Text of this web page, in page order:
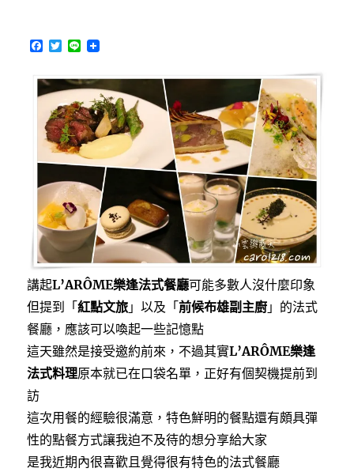
價
格
不
貴
的
西
班
牙
餐
酒
中
F
e
b
o
o
k
T
t
t
e
r
L
e
講起L’ARÔME樂逢法式餐廳可能多數人沒什麼印象
但提到「紅點文旅 」以及「前候布雄副主廚 」的法式
餐廳，應該可以喚起一些記憶點
這天雖然是接受邀約前來，不過其實L’ARÔME樂逢
法式料理原本就已在口袋名單，正好有個契機提前到
訪
這次用餐的經驗很滿意，特色鮮明的餐點還有頗具彈
性的點餐方式讓我迫不及待的想分享給大家
是我近期內很喜歡且覺得很有特色的法式餐廳